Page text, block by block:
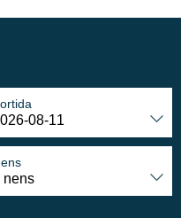
del comportament
informació recollida
per a l'elaboració de
introduir millores en
que fan els usuaris del
de preferència de
nostres serveis i oferir
productes recomanats.